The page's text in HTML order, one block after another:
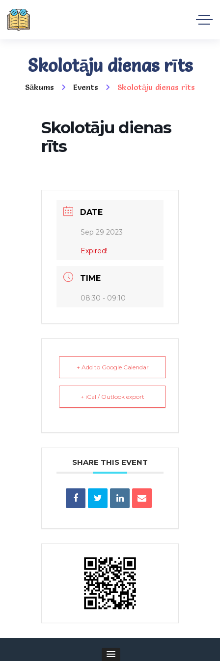
Skolotāju dienas rīts
Sākums Events Skolotāju dienas rīts
Skolotāju dienas
rīts
DATE
Sep 29 2023
Expired!
TIME
08:30 - 09:10
+ Add to Google Calendar
+ iCal / Outlook export
SHARE THIS EVENT